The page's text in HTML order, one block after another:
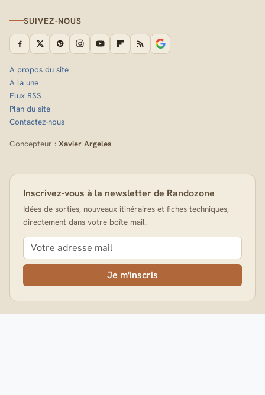
SUIVEZ-NOUS
A propos du site
A la une
Flux RSS
Plan du site
Contactez-nous
Concepteur : Xavier Argeles
Inscrivez-vous à la newsletter de Randozone
Idées de sorties, nouveaux itinéraires et fiches techniques,
directement dans votre boîte mail.
Je m'inscris